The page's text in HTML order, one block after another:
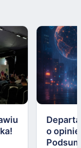
o opinie